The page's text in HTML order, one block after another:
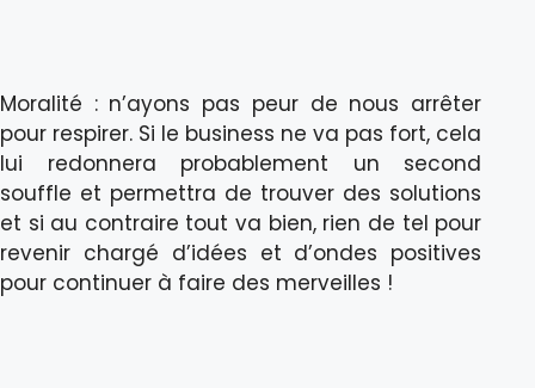
Moralité : n’ayons pas peur de nous arrêter
pour respirer. Si le business ne va pas fort, cela
lui redonnera probablement un second
souffle et permettra de trouver des solutions
et si au contraire tout va bien, rien de tel pour
revenir chargé d’idées et d’ondes positives
pour continuer à faire des merveilles !